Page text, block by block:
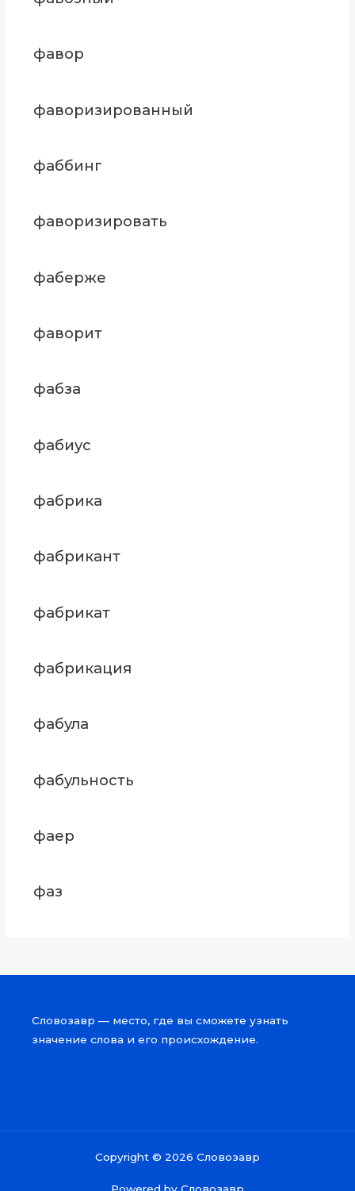
фавор
фаворизированный
фаббинг
фаворизировать
фаберже
фаворит
фабза
фабиус
фабрика
фабрикант
фабрикат
фабрикация
фабула
фабульность
фаер
фаз
Словозавр — место, где вы сможете узнать
значение слова и его происхождение.
Copyright © 2026 Словозавр